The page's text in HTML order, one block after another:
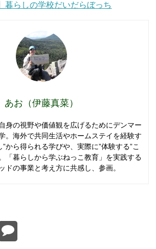
暮らしの学校だいだらぼっち
あお（伊藤真菜）
身の視野や価値観を広げるためにデンマー
。海外で共同生活やホームステイを経験す
”から得られる学びや、実際に”体験する”こ
「暮らしから学ぶねっこ教育」を実践する
ドの事業と考え方に共感し、参画。